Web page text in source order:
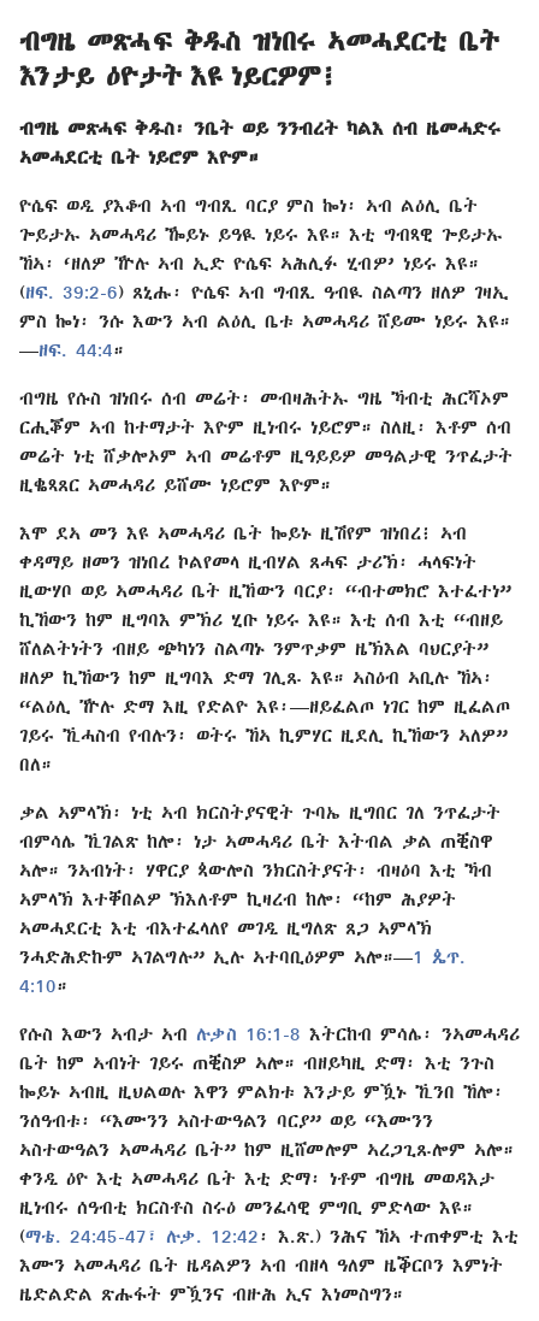
ብግዜ መጽሓፍ ቅዱስ ዝነበሩ ኣመሓደርቲ ቤት
እንታይ ዕዮታት እዩ ነይርዎም፧
ብግዜ መጽሓፍ ቅዱስ፡ ንቤት ወይ ንንብረት ካልእ ሰብ ዜመሓድሩ
ኣመሓደርቲ ቤት ነይሮም እዮም።
ዮሴፍ ወዲ ያእቆብ ኣብ ግብጺ ባርያ ምስ ኰነ፡ ኣብ ልዕሊ ቤት
ጐይታኡ ኣመሓዳሪ ዀይኑ ይዓዪ ነይሩ እዩ። እቲ ግብጻዊ ጐይታኡ
ኸኣ፡ ‘ዘለዎ ዅሉ ኣብ ኢድ ዮሴፍ ኣሕሊፉ ሂብዎ’ ነይሩ እዩ።
(ዘፍ. 39:2-6) ጸኒሑ፡ ዮሴፍ ኣብ ግብጺ ዓብዪ ስልጣን ዘለዎ ገዛኢ
ምስ ኰነ፡ ንሱ እውን ኣብ ልዕሊ ቤቱ ኣመሓዳሪ ሸይሙ ነይሩ እዩ።
—ዘፍ. 44:4።
ብግዜ የሱስ ዝነበሩ ሰብ መሬት፡ መብዛሕትኡ ግዜ ኻብቲ ሕርሻኦም
ርሒቖም ኣብ ከተማታት እዮም ዚነብሩ ነይሮም። ስለዚ፡ እቶም ሰብ
መሬት ነቲ ሸቃሎኦም ኣብ መሬቶም ዚዓይይዎ መዓልታዊ ንጥፈታት
ዚቈጻጸር ኣመሓዳሪ ይሸሙ ነይሮም እዮም።
እሞ ደኣ መን እዩ ኣመሓዳሪ ቤት ኰይኑ ዚሽየም ዝነበረ፧ ኣብ
ቀዳማይ ዘመን ዝነበረ ኮልየመላ ዚብሃል ጸሓፍ ታሪኽ፡ ሓላፍነት
ዚውሃቦ ወይ ኣመሓዳሪ ቤት ዚኸውን ባርያ፡ “ብተመክሮ እተፈተነ”
ኪኸውን ከም ዚግባእ ምኽሪ ሂቡ ነይሩ እዩ። እቲ ሰብ እቲ “ብዘይ
ሸለልትነትን ብዘይ ጭካነን ስልጣኑ ንምጥቃም ዜኽእል ባህርያት”
ዘለዎ ኪኸውን ከም ዚግባእ ድማ ገሊጹ እዩ። ኣስዕብ ኣቢሉ ኸኣ፡
“ልዕሊ ዅሉ ድማ እዚ የድልዮ እዩ፡—ዘይፈልጦ ነገር ከም ዚፈልጦ
ገይሩ ኺሓስብ የብሉን፡ ወትሩ ኸኣ ኪምሃር ዚደሊ ኪኸውን ኣለዎ”
በለ።
ቃል ኣምላኽ፡ ነቲ ኣብ ክርስትያናዊት ጉባኤ ዚግበር ገለ ንጥፈታት
ብምሳሌ ኺገልጽ ከሎ፡ ነታ ኣመሓዳሪ ቤት እትብል ቃል ጠቒስዋ
ኣሎ። ንኣብነት፡ ሃዋርያ ጳውሎስ ንክርስትያናት፡ ብዛዕባ እቲ ኻብ
ኣምላኽ እተቐበልዎ ኽእለቶም ኪዛረብ ከሎ፡ “ከም ሕያዎት
ኣመሓደርቲ እቲ ብእተፈላለየ መገዲ ዚግለጽ ጸጋ ኣምላኽ
ንሓድሕድኩም ኣገልግሉ” ኢሉ ኣተባቢዕዎም ኣሎ።—1 ጴጥ.
4:10።
የሱስ እውን ኣብታ ኣብ ሉቃስ 16:1-8 እትርከብ ምሳሌ፡ ንኣመሓዳሪ
ቤት ከም ኣብነት ገይሩ ጠቒስዎ ኣሎ። ብዘይካዚ ድማ፡ እቲ ንጉስ
ኰይኑ ኣብዚ ዚህልወሉ እዋን ምልክቱ እንታይ ምዃኑ ኺንበ ኸሎ፡
ንሰዓብቱ፡ “እሙንን ኣስተውዓልን ባርያ” ወይ “እሙንን
ኣስተውዓልን ኣመሓዳሪ ቤት” ከም ዚሸመሎም ኣረጋጊጹሎም ኣሎ።
ቀንዲ ዕዮ እቲ ኣመሓዳሪ ቤት እቲ ድማ፡ ነቶም ብግዜ መወዳእታ
ዚነብሩ ሰዓብቲ ክርስቶስ ስሩዕ መንፈሳዊ ምግቢ ምድላው እዩ።
(ማቴ. 24:45-47፣ ሉቃ. 12:42፡ እ.ጽ.) ንሕና ኸኣ ተጠቀምቲ እቲ
እሙን ኣመሓዳሪ ቤት ዜዳልዎን ኣብ ብዘላ ዓለም ዜቕርቦን እምነት
ዜድልድል ጽሑፋት ምዃንና ብዙሕ ኢና እነመስግን።